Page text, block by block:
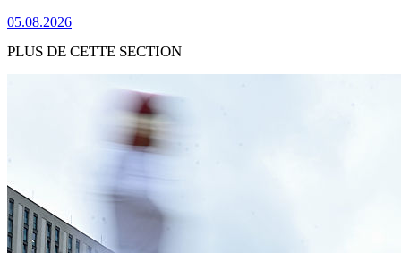
05.08.2026
PLUS DE CETTE SECTION